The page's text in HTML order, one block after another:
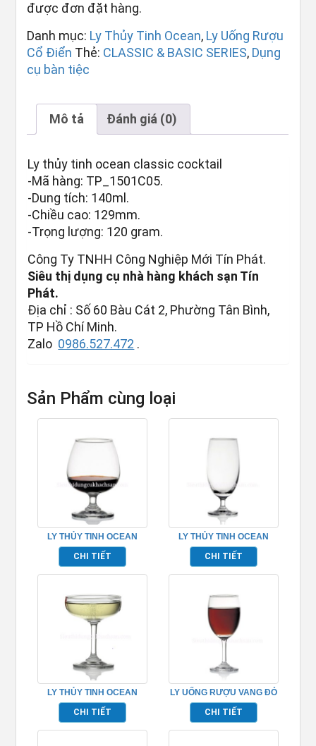
được đơn đặt hàng.
Danh mục: Ly Thủy Tinh Ocean, Ly Uống Rượu
Cổ Điển Thẻ: CLASSIC & BASIC SERIES, Dụng
cụ bàn tiệc
Mô tả Đánh giá (0)
Ly thủy tinh ocean classic cocktail
-Mã hàng: TP_1501C05.
-Dung tích: 140ml.
-Chiều cao: 129mm.
-Trọng lượng: 120 gram.
Công Ty TNHH Công Nghiệp Mới Tín Phát.
Siêu thị dụng cụ nhà hàng khách sạn Tín
Phát.
Địa chỉ : Số 60 Bàu Cát 2, Phường Tân Bình,
TP Hồ Chí Minh.
Zalo 0986.527.472 .
Sản Phẩm cùng loại
LY THỦY TINH OCEAN
CLASSIC BRANDY
TP_1501X09
CHI TIẾT
LY THỦY TINH OCEAN
CLASSIC BEER TP-
1501B15
CHI TIẾT
LY THỦY TINH OCEAN
CLASSIC SAUCER
CHAMPAGNE TP_1501S05
CHI TIẾT
LY UỐNG RƯỢU VANG ĐỎ
CLASSIC RED WINE
TP_1501R08
CHI TIẾT